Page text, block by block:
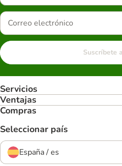
Suscríbete
Servicios
Ventajas
Compras
Seleccionar país
España / es